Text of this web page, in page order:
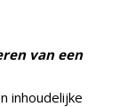
van een
inhoudelijke